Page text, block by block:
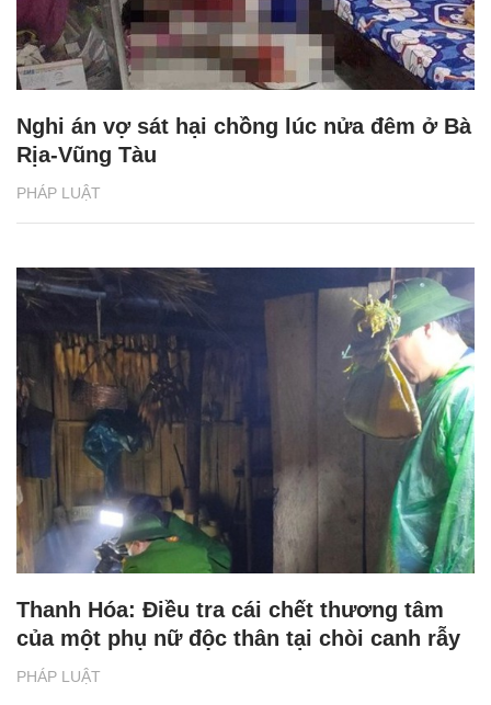
PHÁP LUẬT
Nghi án vợ sát hại chồng lúc nửa đêm ở Bà
Rịa-Vũng Tàu
PHÁP LUẬT
Thanh Hóa: Điều tra cái chết thương tâm
của một phụ nữ độc thân tại chòi canh rẫy